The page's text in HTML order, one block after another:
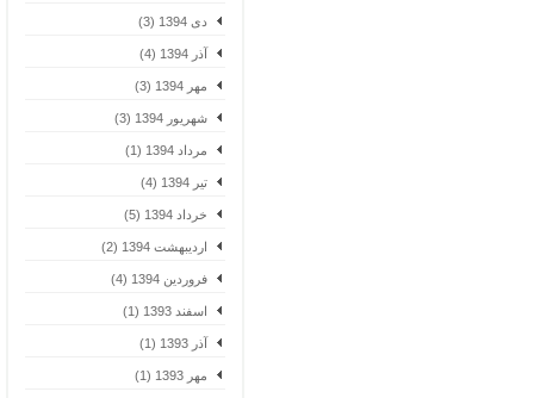
دی 1394 (3)
آذر 1394 (4)
مهر 1394 (3)
شهریور 1394 (3)
مرداد 1394 (1)
تیر 1394 (4)
خرداد 1394 (5)
اردیبهشت 1394 (2)
فروردین 1394 (4)
اسفند 1393 (1)
آذر 1393 (1)
مهر 1393 (1)